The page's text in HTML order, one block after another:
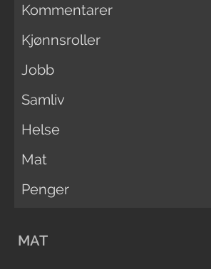
Kommentarer
Kjønnsroller
Jobb
Samliv
Helse
Mat
Penger
MAT